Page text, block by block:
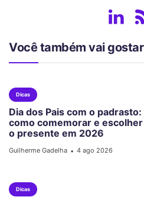
Você também vai gostar
Dicas
Dia dos Pais com o padrasto:
como comemorar e escolher
o presente em 2026
Guilherme Gadelha • 4 ago 2026
Dicas